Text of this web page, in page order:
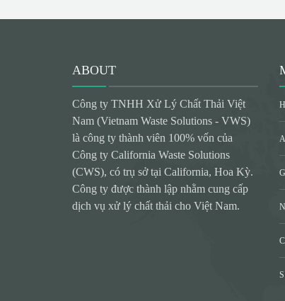
ABOUT
Công ty TNHH Xử Lý Chất Thải Việt
Nam (Vietnam Waste Solutions - VWS)
là công ty thành viên 100% vốn của
Công ty California Waste Solutions
(CWS), có trụ sở tại California, Hoa Kỳ.
Công ty được thành lập nhằm cung cấp
dịch vụ xử lý chất thải cho Việt Nam.